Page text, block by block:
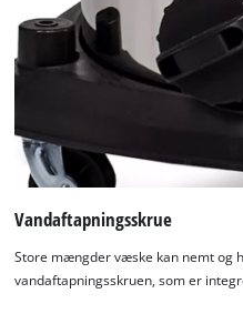
We need
This
to trackers
visitor. The
the site
Vandaftapningsskrue
Store mængder væske kan nemt og
vandaftapningsskruen, som er